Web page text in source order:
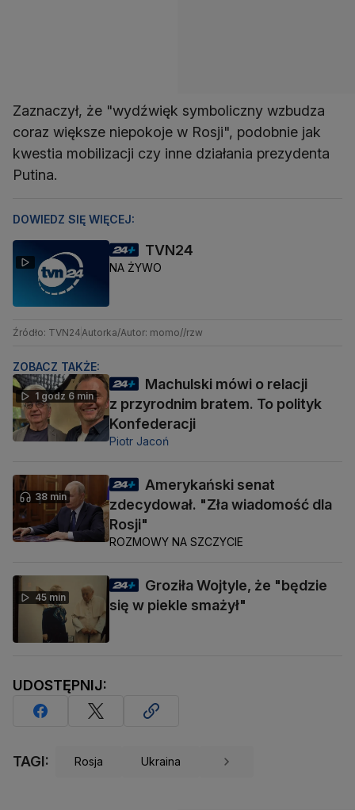
Zaznaczył, że "wydźwięk symboliczny wzbudza
coraz większe niepokoje w Rosji", podobnie jak
kwestia mobilizacji czy inne działania prezydenta
Putina.
DOWIEDZ SIĘ WIĘCEJ:
TVN24
NA ŻYWO
Źródło: TVN24Autorka/Autor: momo//rzw
ZOBACZ TAKŻE:
1 godz 6 min
Machulski mówi o relacji
z przyrodnim bratem. To polityk
Konfederacji
Piotr Jacoń
38 min
Amerykański senat
zdecydował. "Zła wiadomość dla
Rosji"
ROZMOWY NA SZCZYCIE
45 min
Groziła Wojtyle, że "będzie
się w piekle smażył"
UDOSTĘPNIJ:
TAGI: Rosja Ukraina